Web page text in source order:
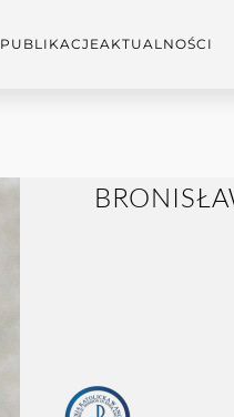
PUBLIKACJEAKTUALNOŚCI